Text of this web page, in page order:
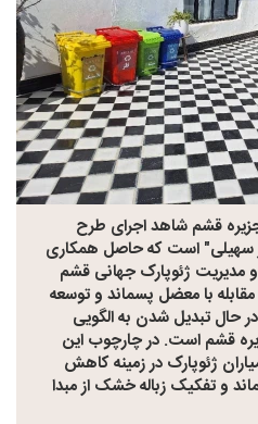
قشم شاهد اجرای طرح
سهیلی" است که حاصل همکاری
مدیریت ژئوپارک جهانی قشم
با معضل پسماند و توسعه
حال تبدیل شدن به الگویی
قشم است. در چارچوب این
ژئوپارک در زمینه کاهش
و تفکیک زباله خشک از مبدا